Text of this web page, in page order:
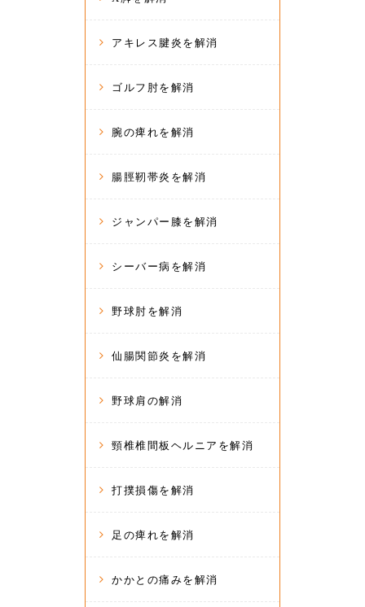
アキレス腱炎を解消
ゴルフ肘を解消
腕の痺れを解消
腸脛靭帯炎を解消
ジャンパー膝を解消
シーバー病を解消
野球肘を解消
仙腸関節炎を解消
野球肩の解消
頸椎椎間板ヘルニアを解消
打撲損傷を解消
足の痺れを解消
かかとの痛みを解消